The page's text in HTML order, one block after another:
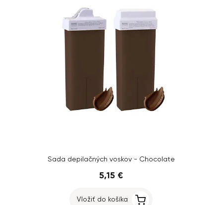
Sada depilačných voskov - Chocolate
5,15 €
Vložiť do košíka